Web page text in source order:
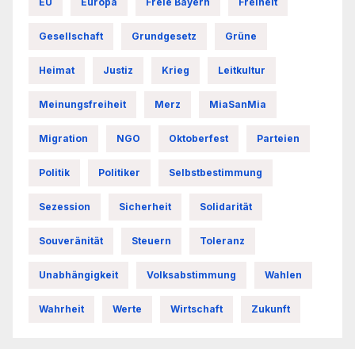
Gesellschaft Grundgesetz Grüne
Heimat Justiz Krieg Leitkultur
Meinungsfreiheit Merz MiaSanMia
Migration NGO Oktoberfest Parteien
Politik Politiker Selbstbestimmung
Sezession Sicherheit Solidarität
Souveränität Steuern Toleranz
Unabhängigkeit Volksabstimmung Wahlen
Wahrheit Werte Wirtschaft Zukunft